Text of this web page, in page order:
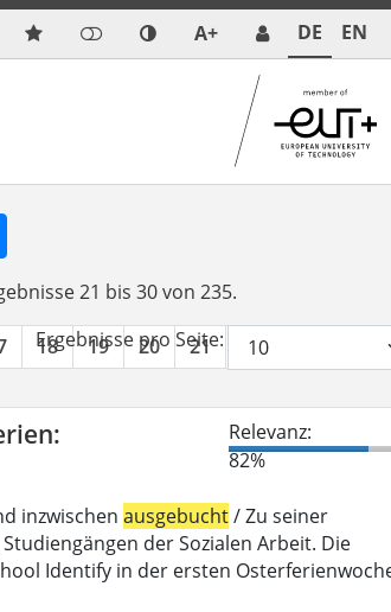
A+ DE EN
21 bis 30 von 235.
18 19 20 21 22
Ergebnisse pro Seite:
Relevanz:
82%
inzwischen ausgebucht/ Zu seiner
der Sozialen Arbeit. Die
Identify in der ersten